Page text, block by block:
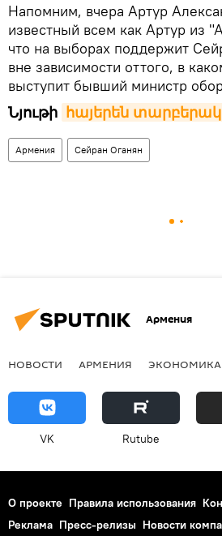
Напомним, вчера Артур
известный всем как Артур из
что на выборах поддержит
вне зависимости оттого, в
выступит бывший министр
Նյութի հայերեն
Армения Сейран Оганян
Армения
НОВОСТИ АРМЕНИЯ ЭКОНОМИКА
VK Rutube
О проекте Правила использования
Реклама Пресс-релизы Новости